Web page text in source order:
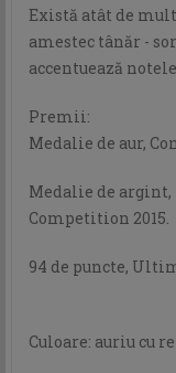
Există atât de
amestec tânăr -
accentuează
Premii:
Medalie de aur,
Medalie de
Competition 2015.
94 de puncte,
Culoare: auriu cu